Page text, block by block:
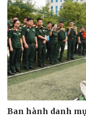
Nhi khoa
Nam khoa
Làm đẹp - giảm cân
Phòng mạch online
Ăn sạch sống khỏe
Ban hành danh